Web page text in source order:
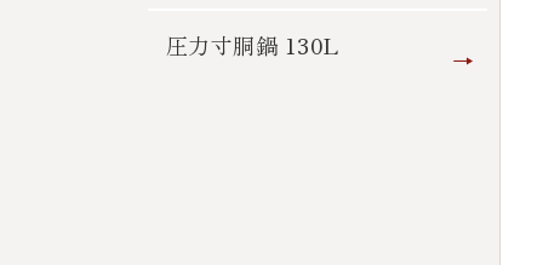
圧力寸胴鍋 130L